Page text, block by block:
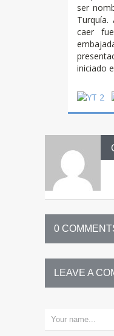
ser
caer
iniciado
0
LEAVE A